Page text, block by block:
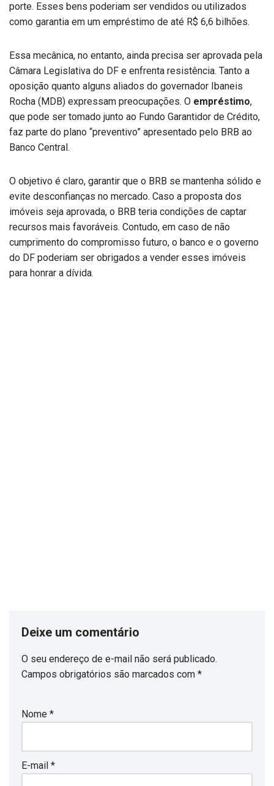
porte. Esses bens poderiam ser vendidos ou utilizados
como garantia em um empréstimo de até R$ 6,6 bilhões.
Essa mecânica, no entanto, ainda precisa ser aprovada pela
Câmara Legislativa do DF e enfrenta resistência. Tanto a
oposição quanto alguns aliados do governador Ibaneis
Rocha (MDB) expressam preocupações. O empréstimo,
que pode ser tomado junto ao Fundo Garantidor de Crédito,
faz parte do plano “preventivo” apresentado pelo BRB ao
Banco Central.
O objetivo é claro, garantir que o BRB se mantenha sólido e
evite desconfianças no mercado. Caso a proposta dos
imóveis seja aprovada, o BRB teria condições de captar
recursos mais favoráveis. Contudo, em caso de não
cumprimento do compromisso futuro, o banco e o governo
do DF poderiam ser obrigados a vender esses imóveis
para honrar a dívida.
Deixe um comentário
O seu endereço de e-mail não será publicado.
Campos obrigatórios são marcados com *
Nome *
E-mail *